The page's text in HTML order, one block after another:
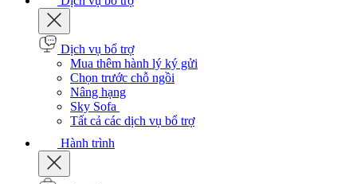
Dịch vụ bổ trợ
Mua thêm hành lý ký gửi
Chọn trước chỗ ngồi
Nâng hạng
Sky Sofa
Tất cả các dịch vụ bổ trợ
Hành trình